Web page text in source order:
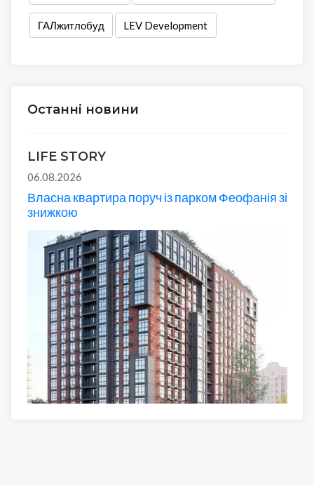
ГАЛжитлобуд LEV Development
Останні новини
LIFE STORY
06.08.2026
Власна квартира поруч із парком Феофанія зі
знижкою